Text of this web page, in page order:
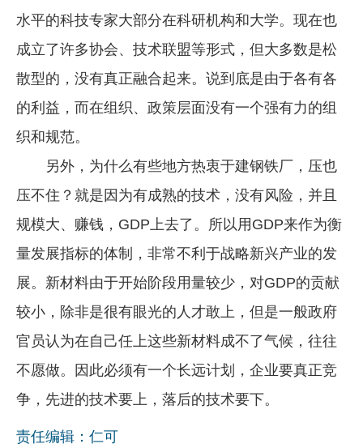
水平的科技专家大部分在科研机构和大学。现在也
成立了许多协会、技术联盟等形式，但大多数是松
散型的，没有真正融合起来。说到底是由于各有各
的利益，而在组织、政策层面没有一个强有力的组
织和规范。
另外，为什么有些地方热衷于建钢铁厂，压也
压不住？就是因为有成熟的技术，没有风险，并且
规模大、赚钱，GDP上去了。所以用GDP来作为衡
量发展指标的体制，非常不利于战略新兴产业的发
展。新材料由于开始阶段用量较少，对GDP的贡献
较小，除非是很有眼光的人才敢上，但是一般政府
官员认为在自己任上这些新材料成不了气候，往往
不愿做。因此必须有一个长远计划，企业要真正竞
争，先进的技术要上，落后的技术要下。
责任编辑：仁可